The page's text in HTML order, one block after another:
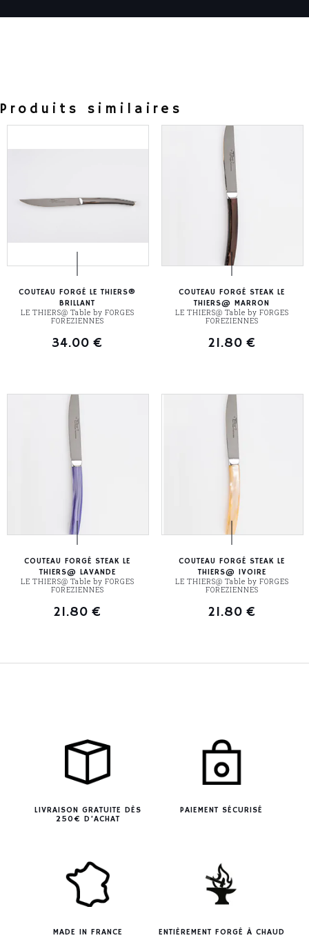
Produits similaires
COUTEAU FORGÉ LE THIERS®
BRILLANT
LE THIERS@ Table by FORGES
FOREZIENNES
34.00 €
COUTEAU FORGÉ STEAK LE
THIERS@ MARRON
LE THIERS@ Table by FORGES
FOREZIENNES
21.80 €
COUTEAU FORGÉ STEAK LE
THIERS@ LAVANDE
LE THIERS@ Table by FORGES
FOREZIENNES
21.80 €
COUTEAU FORGÉ STEAK LE
THIERS@ IVOIRE
LE THIERS@ Table by FORGES
FOREZIENNES
21.80 €
LIVRAISON GRATUITE DÈS
250€ D’ACHAT
PAIEMENT SÉCURISÉ
MADE IN FRANCE ENTIÈREMENT FORGÉ À CHAUD